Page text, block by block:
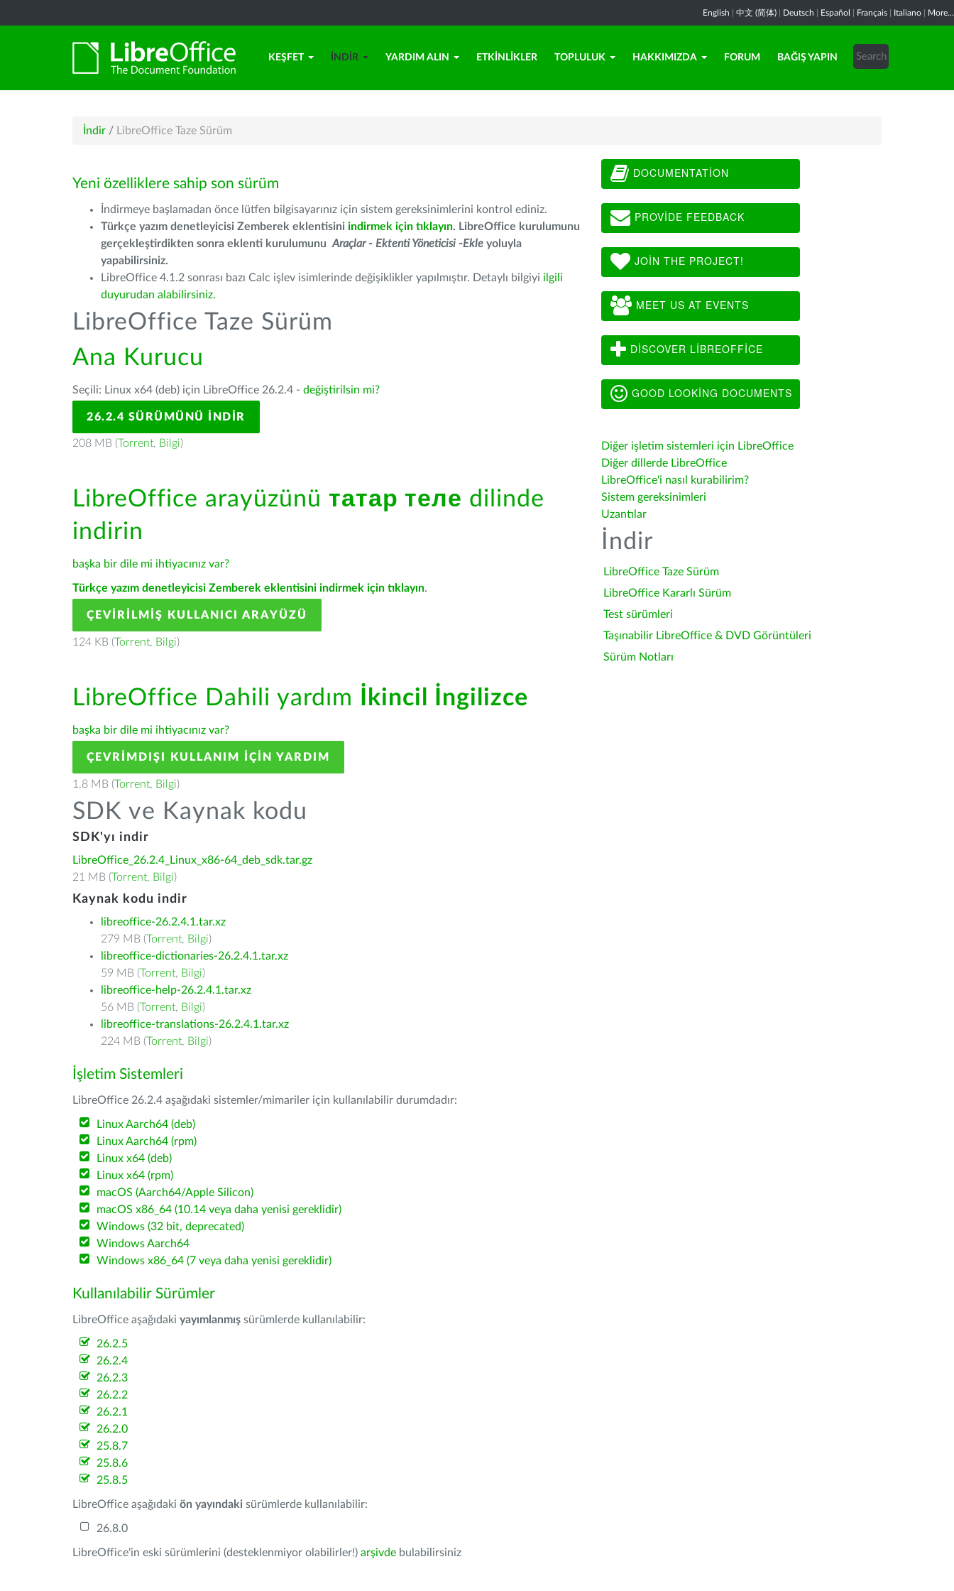
English 中文 (简体) Deutsch Español Français Italiano More...
KEŞFET İNDIR YARDIM ALIN ETKINLIKLER TOPLULUK HAKKIMIZDA FORUM BAĞIŞ YAPIN
İndir / LibreOffice Taze Sürüm
Yeni özelliklere sahip son sürüm
İndirmeye başlamadan önce lütfen bilgisayarınız için sistem gereksinimlerini kontrol ediniz.
Türkçe yazım denetleyicisi Zemberek eklentisini indirmek için tıklayın. LibreOffice kurulumunu
gerçekleştirdikten sonra eklenti kurulumunu Araçlar - Ektenti Yöneticisi -Ekle yoluyla
yapabilirsiniz.
LibreOffice 4.1.2 sonrası bazı Calc işlev isimlerinde değişiklikler yapılmıştır. Detaylı bilgiyi ilgili
duyurudan alabilirsiniz.
LibreOffice Taze Sürüm
Ana Kurucu
Seçili: Linux x64 (deb) için LibreOffice 26.2.4 - değiştirilsin mi?
26.2.4 SÜRÜMÜNÜ İNDIR
208 MB (Torrent, Bilgi)
LibreOffice arayüzünü татар теле dilinde
indirin
başka bir dile mi ihtiyacınız var?
Türkçe yazım denetleyicisi Zemberek eklentisini indirmek için tıklayın.
ÇEVIRILMIŞ KULLANICI ARAYÜZÜ
124 KB (Torrent, Bilgi)
LibreOffice Dahili yardım İkincil İngilizce
başka bir dile mi ihtiyacınız var?
ÇEVRIMDIŞI KULLANIM IÇIN YARDIM
1.8 MB (Torrent, Bilgi)
SDK ve Kaynak kodu
SDK'yı indir
LibreOffice_26.2.4_Linux_x86-64_deb_sdk.tar.gz
21 MB (Torrent, Bilgi)
Kaynak kodu indir
libreoffice-26.2.4.1.tar.xz
279 MB (Torrent, Bilgi)
libreoffice-dictionaries-26.2.4.1.tar.xz
59 MB (Torrent, Bilgi)
libreoffice-help-26.2.4.1.tar.xz
56 MB (Torrent, Bilgi)
libreoffice-translations-26.2.4.1.tar.xz
224 MB (Torrent, Bilgi)
İşletim Sistemleri
LibreOffice 26.2.4 aşağıdaki sistemler/mimariler için kullanılabilir durumdadır:
Linux Aarch64 (deb)
Linux Aarch64 (rpm)
Linux x64 (deb)
Linux x64 (rpm)
macOS (Aarch64/Apple Silicon)
macOS x86_64 (10.14 veya daha yenisi gereklidir)
Windows (32 bit, deprecated)
Windows Aarch64
Windows x86_64 (7 veya daha yenisi gereklidir)
Kullanılabilir Sürümler
LibreOffice aşağıdaki yayımlanmış sürümlerde kullanılabilir:
26.2.5
26.2.4
26.2.3
26.2.2
26.2.1
26.2.0
25.8.7
25.8.6
25.8.5
LibreOffice aşağıdaki ön yayındaki sürümlerde kullanılabilir:
26.8.0
LibreOffice'in eski sürümlerini (desteklenmiyor olabilirler!) arşivde bulabilirsiniz
DOCUMENTATION
PROVIDE FEEDBACK
JOIN THE PROJECT!
MEET US AT EVENTS
DISCOVER LIBREOFFICE
GOOD LOOKING DOCUMENTS
Diğer işletim sistemleri için LibreOffice
Diğer dillerde LibreOffice
LibreOffice'i nasıl kurabilirim?
Sistem gereksinimleri
Uzantılar
İndir
LibreOffice Taze Sürüm
LibreOffice Kararlı Sürüm
Test sürümleri
Taşınabilir LibreOffice & DVD Görüntüleri
Sürüm Notları